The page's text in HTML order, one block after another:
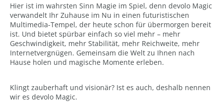
Hier ist im wahrsten Sinn Magie im Spiel, denn devolo Magic
verwandelt Ihr Zuhause im Nu in einen futuristischen
Multimedia-Tempel, der heute schon für übermorgen bereit
ist. Und bietet spürbar einfach so viel mehr – mehr
Geschwindigkeit, mehr Stabilität, mehr Reichweite, mehr
Internetvergnügen. Gemeinsam die Welt zu Ihnen nach
Hause holen und magische Momente erleben.
Klingt zauberhaft und visionär? Ist es auch, deshalb nennen
wir es devolo Magic.